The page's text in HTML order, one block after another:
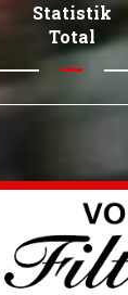
Statistik
Total